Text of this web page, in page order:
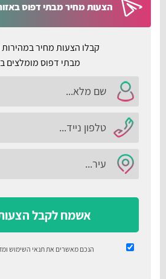
הצעות מחיר מבתי דפוס
קבלו הצעות מחיר
מבתי דפוס מומלצים
אשמח לקבל
הנכם מאשרים אתתנאי השימוש